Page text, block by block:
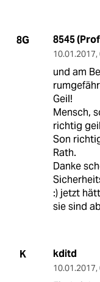
8G 8545
10.01.2017,
und am
Geil!
Mensch,
richtig geil
Son
Rath.
Danke
:) jetzt
sie sind
K kditd
10.01.2017,